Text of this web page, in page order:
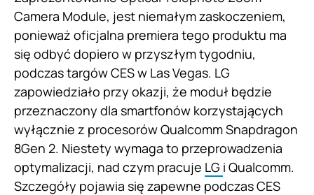
Camera Module, jest niemałym zaskoczeniem,
ponieważ oficjalna premiera tego produktu ma
się odbyć dopiero w przyszłym tygodniu,
podczas targów CES w Las Vegas. LG
zapowiedziało przy okazji, że moduł będzie
przeznaczony dla smartfonów korzystających
wyłącznie z procesorów Qualcomm Snapdragon
8Gen 2. Niestety wymaga to przeprowadzenia
optymalizacji, nad czym pracuje LG i Qualcomm.
Szczegóły pojawia się zapewne podczas CES